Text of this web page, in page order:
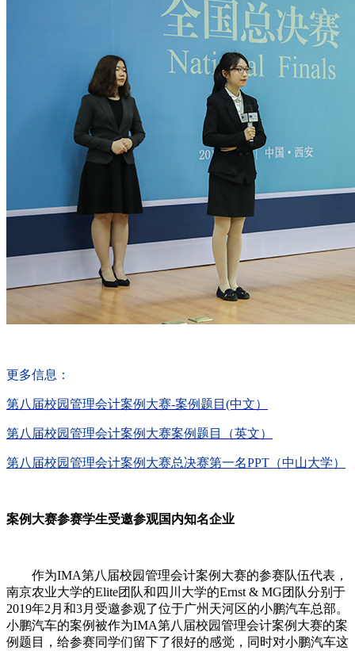
更多信息：
第八届校园管理会计案例大赛-案例题目(中文）
第八届校园管理会计案例大赛案例题目（英文）
第八届校园管理会计案例大赛总决赛第一名PPT（中山大学）
案例大赛参赛学生受邀参观国内知名企业
作为IMA第八届校园管理会计案例大赛的参赛队伍代表，
南京农业大学的Elite团队和四川大学的Ernst & MG团队分别于
2019年2月和3月受邀参观了位于广州天河区的小鹏汽车总部。
小鹏汽车的案例被作为IMA第八届校园管理会计案例大赛的案
例题目，给参赛同学们留下了很好的感觉，同时对小鹏汽车这